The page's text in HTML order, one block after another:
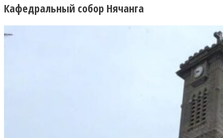
Кафедральный собор Нячанга